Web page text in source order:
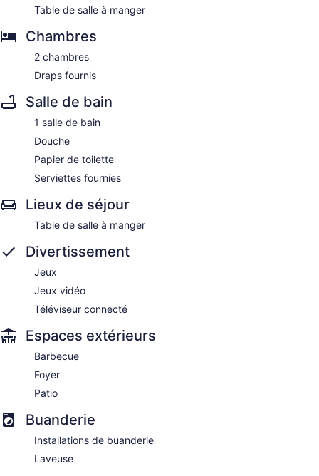
Table de salle à manger
Chambres
2 chambres
Draps fournis
Salle de bain
1 salle de bain
Douche
Papier de toilette
Serviettes fournies
Lieux de séjour
Table de salle à manger
Divertissement
Jeux
Jeux vidéo
Téléviseur connecté
Espaces extérieurs
Barbecue
Foyer
Patio
Buanderie
Installations de buanderie
Laveuse